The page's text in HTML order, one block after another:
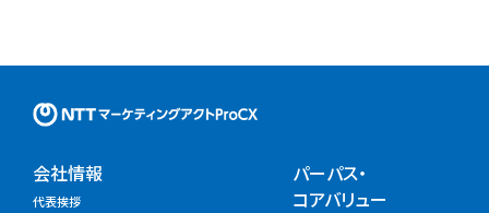
NTTマーケティングアクト
会社情報
代表挨拶
パーパス・
コアバリュー